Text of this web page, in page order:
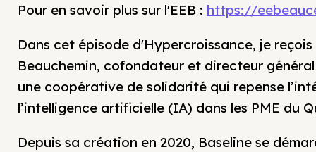
Pour en savoir plus sur l'EEB : https://
Dans cet épisode d'Hypercroissance, je
Beauchemin, cofondateur et directeur
une coopérative de solidarité qui repense
l’intelligence artificielle (IA) dans les PME du
Depuis sa création en 2020, Baseline se